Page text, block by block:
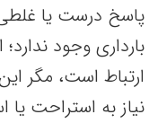
پاسخ درست یا
بارداری وجود
ارتباط است، مگر
نیاز به استراحت